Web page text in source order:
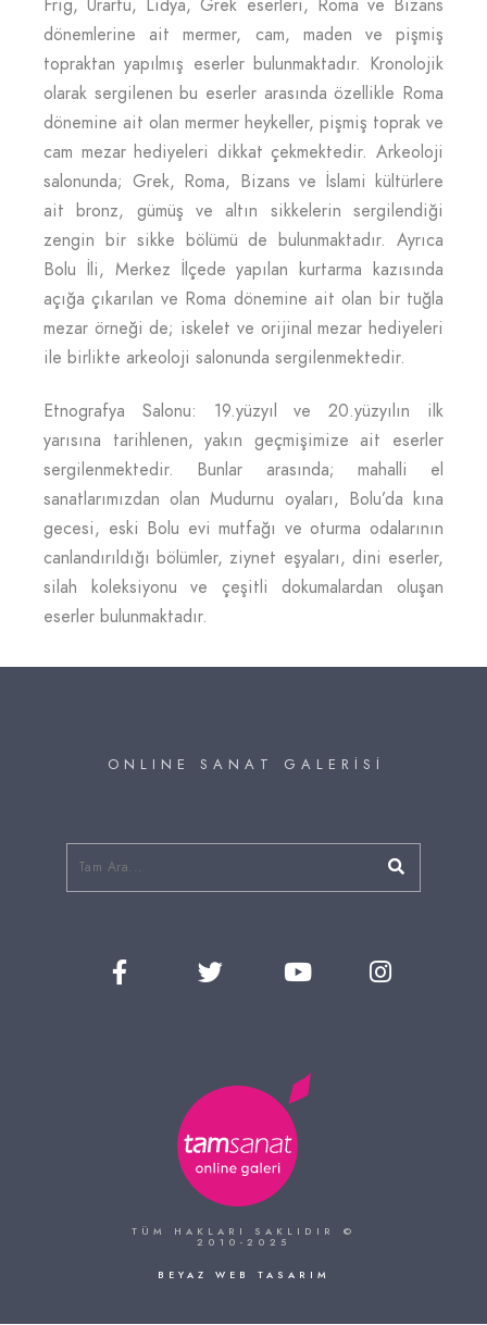
Frig, Urartu, Lidya, Grek eserleri, Roma ve Bizans
dönemlerine ait mermer, cam, maden ve pişmiş
topraktan yapılmış eserler bulunmaktadır. Kronolojik
olarak sergilenen bu eserler arasında özellikle Roma
dönemine ait olan mermer heykeller, pişmiş toprak ve
cam mezar hediyeleri dikkat çekmektedir. Arkeoloji
salonunda; Grek, Roma, Bizans ve İslami kültürlere
ait bronz, gümüş ve altın sikkelerin sergilendiği
zengin bir sikke bölümü de bulunmaktadır. Ayrıca
Bolu İli, Merkez İlçede yapılan kurtarma kazısında
açığa çıkarılan ve Roma dönemine ait olan bir tuğla
mezar örneği de; iskelet ve orijinal mezar hediyeleri
ile birlikte arkeoloji salonunda sergilenmektedir.
Etnografya Salonu: 19.yüzyıl ve 20.yüzyılın ilk
yarısına tarihlenen, yakın geçmişimize ait eserler
sergilenmektedir. Bunlar arasında; mahalli el
sanatlarımızdan olan Mudurnu oyaları, Bolu’da kına
gecesi, eski Bolu evi mutfağı ve oturma odalarının
canlandırıldığı bölümler, ziynet eşyaları, dini eserler,
silah koleksiyonu ve çeşitli dokumalardan oluşan
eserler bulunmaktadır.
O N L I N E S A N A T G A L E R İ S İ
TÜM HAKLARI SAKLIDIR ©
2010-2025
BEYAZ WEB TASARIM